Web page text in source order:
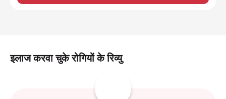
इलाज करवा चुके रोगियों के रिव्यु